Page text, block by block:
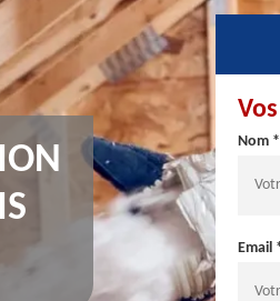
Nom *
Email